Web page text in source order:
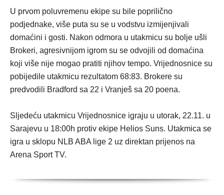
U prvom poluvremenu ekipe su bile poprilično
podjednake, više puta su se u vodstvu izmijenjivali
domaćini i gosti. Nakon odmora u utakmicu su bolje ušli
Brokeri, agresivnijom igrom su se odvojili od domaćina
koji više nije mogao pratiti njihov tempo. Vrijednosnice su
pobijedile utakmicu rezultatom 68:83. Brokere su
predvodili Bradford sa 22 i Vranješ sa 20 poena.
Sljedeću utakmicu Vrijednosnice igraju u utorak, 22.11. u
Sarajevu u 18:00h protiv ekipe Helios Suns. Utakmica se
igra u sklopu NLB ABA lige 2 uz direktan prijenos na
Arena Sport TV.